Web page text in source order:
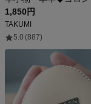
1,850円
TAKUMI
5.0 (887)